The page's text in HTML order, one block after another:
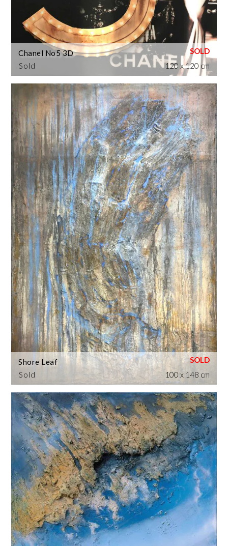
Sold
Chanel No5 3D
120 x 120 cm
Sold
Shore Leaf
100 x 148 cm